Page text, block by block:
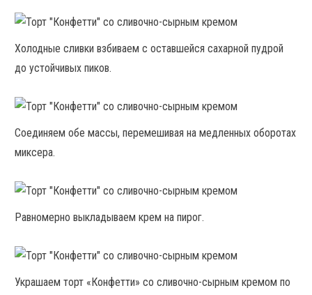
Холодные сливки взбиваем с оставшейся сахарной пудрой
до устойчивых пиков.
Соединяем обе массы, перемешивая на медленных оборотах
миксера.
Равномерно выкладываем крем на пирог.
Украшаем торт «Конфетти» со сливочно-сырным кремом по